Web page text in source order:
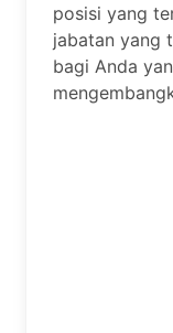
posisi yang
jabatan yang
bagi Anda